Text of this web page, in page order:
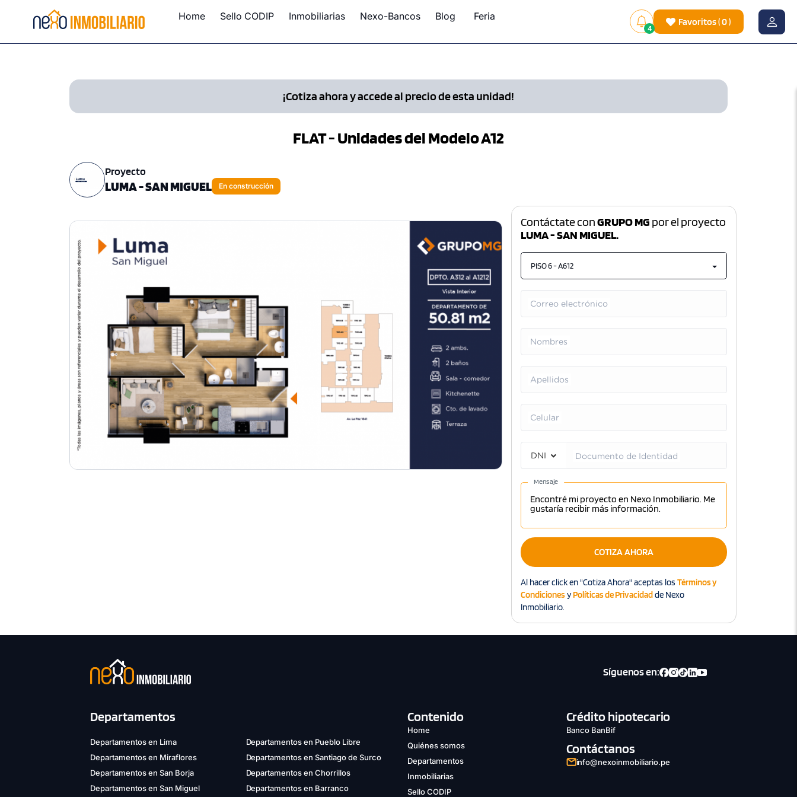
Home Sello CODIP Inmobiliarias Nexo-Bancos Blog Feria
4
Favoritos(0)
¡Cotiza ahora y accede al precio de esta unidad!
FLAT - Unidades del Modelo A12
Proyecto
LUMA - SAN MIGUEL En construcción
Contáctate conGRUPO MG por el proyecto
LUMA - SAN MIGUEL.
PISO 6 - A612
Correo electrónico
Nombres
Apellidos
Celular
DNI Documento de Identidad
Mensaje
COTIZA AHORA
Al hacer click en "Cotiza Ahora" aceptas los Términos y
CondicionesyPolíticas de Privacidadde Nexo
Inmobiliario.
Síguenos en:
Departamentos
Departamentos en Lima
Departamentos en Miraflores
Departamentos en San Borja
Departamentos en San Miguel
Departamentos en Pueblo Libre
Departamentos en Santiago de Surco
Departamentos en Chorrillos
Departamentos en Barranco
Contenido
Home
Quiénes somos
Departamentos
Inmobiliarias
Sello CODIP
Crédito hipotecario
Banco BanBif
Contáctanos
info@nexoinmobiliario.pe